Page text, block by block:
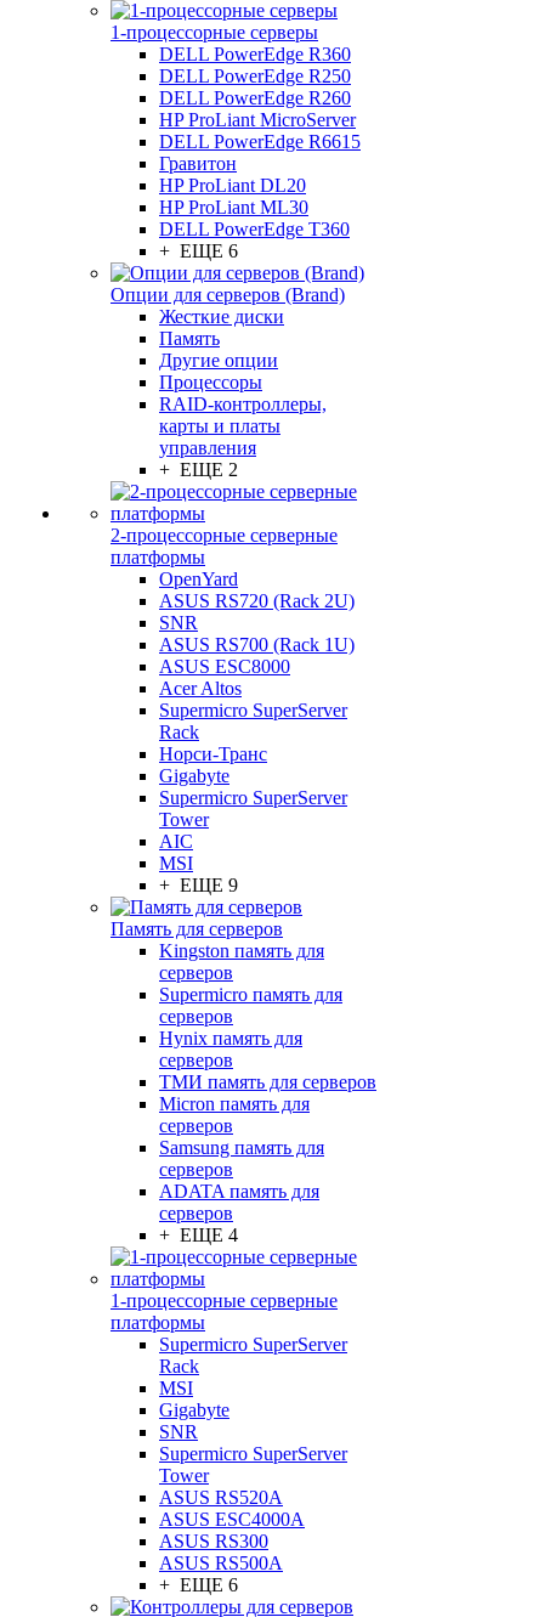
1-процессорные серверы
DELL PowerEdge R360
DELL PowerEdge R250
DELL PowerEdge R260
HP ProLiant MicroServer
DELL PowerEdge R6615
Гравитон
HP ProLiant DL20
HP ProLiant ML30
DELL PowerEdge T360
+ ЕЩЕ 6
Опции для серверов (Brand)
Жесткие диски
Память
Другие опции
Процессоры
RAID-контроллеры,
карты и платы
управления
+ ЕЩЕ 2
2-процессорные серверные
платформы
OpenYard
ASUS RS720 (Rack 2U)
SNR
ASUS RS700 (Rack 1U)
ASUS ESC8000
Acer Altos
Supermicro SuperServer
Rack
Норси-Транс
Gigabyte
Supermicro SuperServer
Tower
AIC
MSI
+ ЕЩЕ 9
Память для серверов
Kingston память для
серверов
Supermicro память для
серверов
Hynix память для
серверов
ТМИ память для серверов
Micron память для
серверов
Samsung память для
серверов
ADATA память для
серверов
+ ЕЩЕ 4
1-процессорные серверные
платформы
Supermicro SuperServer
Rack
MSI
Gigabyte
SNR
Supermicro SuperServer
Tower
ASUS RS520A
ASUS ESC4000A
ASUS RS300
ASUS RS500A
+ ЕЩЕ 6